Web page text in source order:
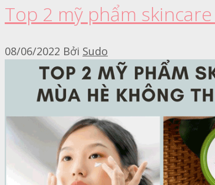
Top 2 mỹ phẩm
08/06/2022 Bởi Sudo